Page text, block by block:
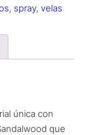
, spray, velas
única con
que